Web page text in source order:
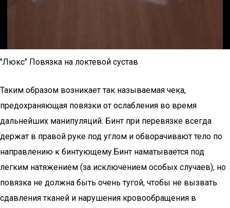
"Люкс" Повязка на локтевой сустав
Таким образом возникает так называемая чека,
предохраняющая повязки от ослабления во время
дальнейших манипуляций. Бинт при перевязке всегда
держат в правой руке под углом и обворачивают тело по
направлению к бинтующему.Бинт наматывается под
легким натяжением (за исключением особых случаев), но
повязка не должна быть очень тугой, чтобы не вызвать
сдавления тканей и нарушения кровообращения в